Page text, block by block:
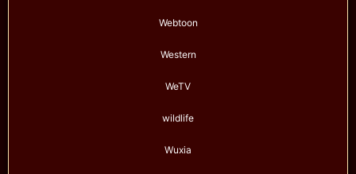
Webtoon
Western
WeTV
wildlife
Wuxia